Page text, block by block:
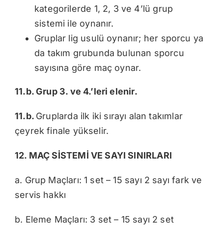
kategorilerde 1, 2, 3 ve 4’lü grup
sistemi ile oynanır.
Gruplar lig usulü oynanır; her sporcu ya
da takım grubunda bulunan sporcu
sayısına göre maç oynar.
11.b. Grup 3. ve 4.’leri elenir.
11.b. Gruplarda ilk iki sırayı alan takımlar
çeyrek finale yükselir.
12. MAÇ SİSTEMİ VE SAYI SINIRLARI
a. Grup Maçları: 1 set – 15 sayı 2 sayı fark ve
servis hakkı
b. Eleme Maçları: 3 set – 15 sayı 2 set